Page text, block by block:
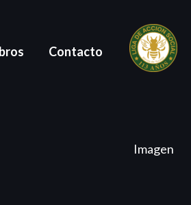
Contacto
Imagen